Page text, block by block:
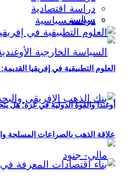
سياسي
أوغندا والقوة الدولية في غزة: هل
دراسة اقتصادية
دراسة سياسية
العلوم التطبيقية في إفريقيا
علاقة الذهب بالصراعات المسلحة